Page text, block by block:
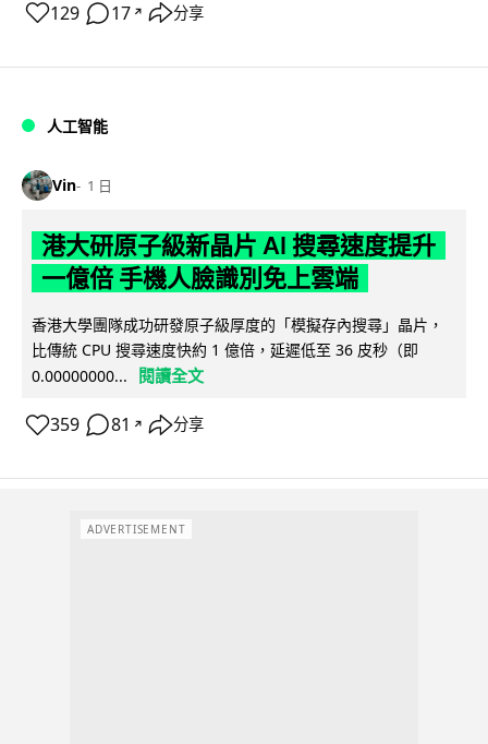
129 17 ↗ 分享
人工智能
Vin 1 日
港大研原子級新晶片 AI 搜尋速度提升
一億倍 手機人臉識別免上雲端
香港大學團隊成功研發原子級厚度的「模擬存內搜尋」晶片，
比傳統 CPU 搜尋速度快約 1 億倍，延遲低至 36 皮秒（即
0.00000000...
閱讀全文
359 81 ↗ 分享
ADVERTISEMENT